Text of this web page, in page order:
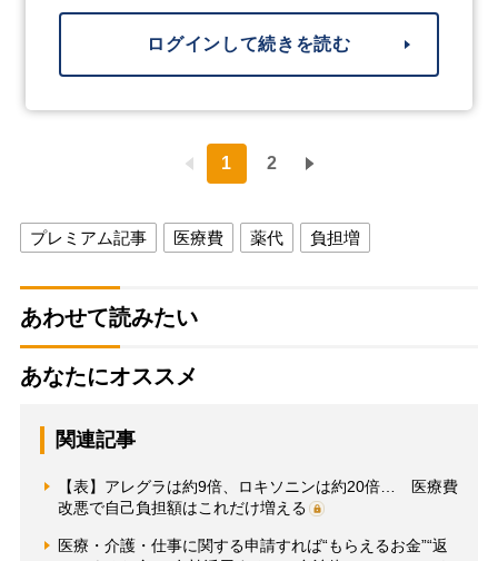
ログインして続きを読む
1 2
プレミアム記事 医療費 薬代 負担増
あわせて読みたい
あなたにオススメ
関連記事
【表】アレグラは約9倍、ロキソニンは約20倍… 医療費
改悪で自己負担額はこれだけ増える
医療・介護・仕事に関する申請すれば“もらえるお金”“返